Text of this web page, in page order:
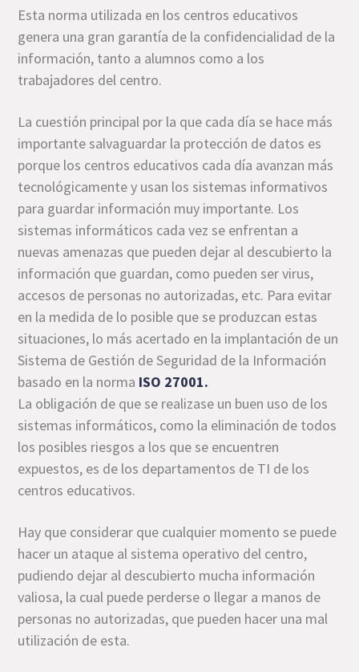
Esta norma utilizada en los centros educativos
genera una gran garantía de la confidencialidad de la
información, tanto a alumnos como a los
trabajadores del centro.
La cuestión principal por la que cada día se hace más
importante salvaguardar la protección de datos es
porque los centros educativos cada día avanzan más
tecnológicamente y usan los sistemas informativos
para guardar información muy importante. Los
sistemas informáticos cada vez se enfrentan a
nuevas amenazas que pueden dejar al descubierto la
información que guardan, como pueden ser virus,
accesos de personas no autorizadas, etc. Para evitar
en la medida de lo posible que se produzcan estas
situaciones, lo más acertado en la implantación de un
Sistema de Gestión de Seguridad de la Información
basado en la norma ISO 27001.
La obligación de que se realizase un buen uso de los
sistemas informáticos, como la eliminación de todos
los posibles riesgos a los que se encuentren
expuestos, es de los departamentos de TI de los
centros educativos.
Hay que considerar que cualquier momento se puede
hacer un ataque al sistema operativo del centro,
pudiendo dejar al descubierto mucha información
valiosa, la cual puede perderse o llegar a manos de
personas no autorizadas, que pueden hacer una mal
utilización de esta.